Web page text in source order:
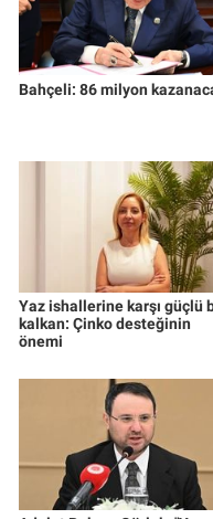
Bahçeli: 86 milyon
Yaz ishallerine karşı güçlü
kalkan: Çinko desteğinin
önemi